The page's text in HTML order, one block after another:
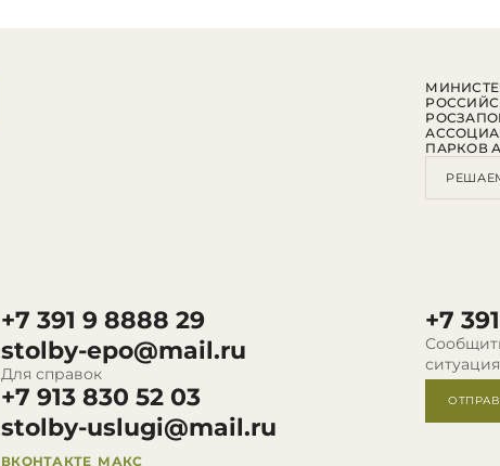
+7 391 9 8888 29
stolby-epo@mail.ru
Для справок
+7 913 830 52 03
stolby-uslugi@mail.ru
ВКОНТАКТЕ МАКС
+7
ПАРКОВ